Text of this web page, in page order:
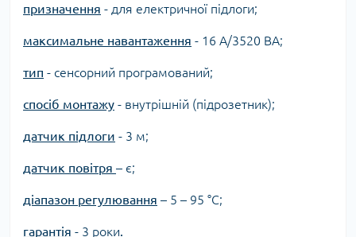
призначення - для електричної підлоги;
максимальне навантаження - 16 А/3520 ВА;
тип - сенсорний програмований;
спосіб монтажу - внутрішній (підрозетник);
датчик підлоги - 3 м;
датчик повітря – є;
діапазон регулювання – 5 – 95 °С;
гарантія - 3 роки